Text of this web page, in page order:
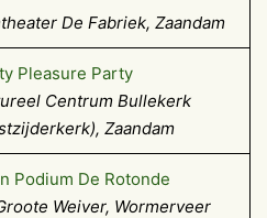
De Fabriek, Zaandam
Pleasure Party
Centrum Bullekerk
Zaandam
Podium De Rotonde
Weiver, Wormerveer